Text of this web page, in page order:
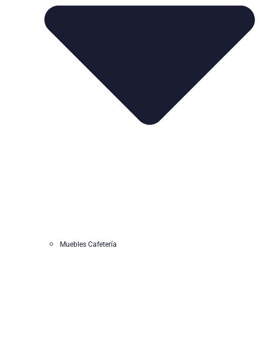
Muebles Cafetería